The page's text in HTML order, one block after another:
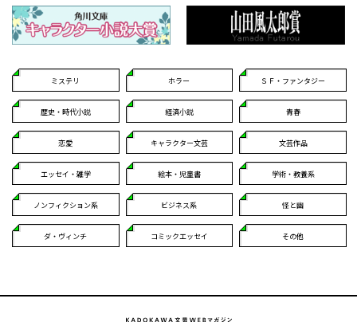
ミステリ ホラー ＳＦ・ファンタジー
歴史・時代小説 経済小説 青春
恋愛 キャラクター文芸 文芸作品
エッセイ・雑学 絵本・児童書 学術・教養系
ノンフィクション系 ビジネス系 怪と幽
ダ・ヴィンチ コミックエッセイ その他